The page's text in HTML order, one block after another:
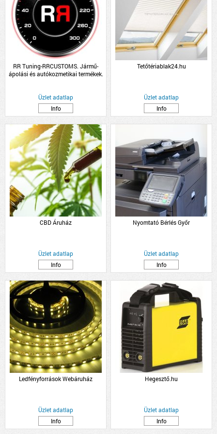
RR Tuning-RRCUSTOMS. Jármű-
ápolási és autókozmetikai termékek.
Üzlet adatlap
Info
Tetőtériablak24.hu
Üzlet adatlap
Info
CBD Áruház
Üzlet adatlap
Info
Nyomtató Bérlés Győr
Üzlet adatlap
Info
Ledfényforrások Webáruház
Üzlet adatlap
Info
Hegesztő.hu
Üzlet adatlap
Info